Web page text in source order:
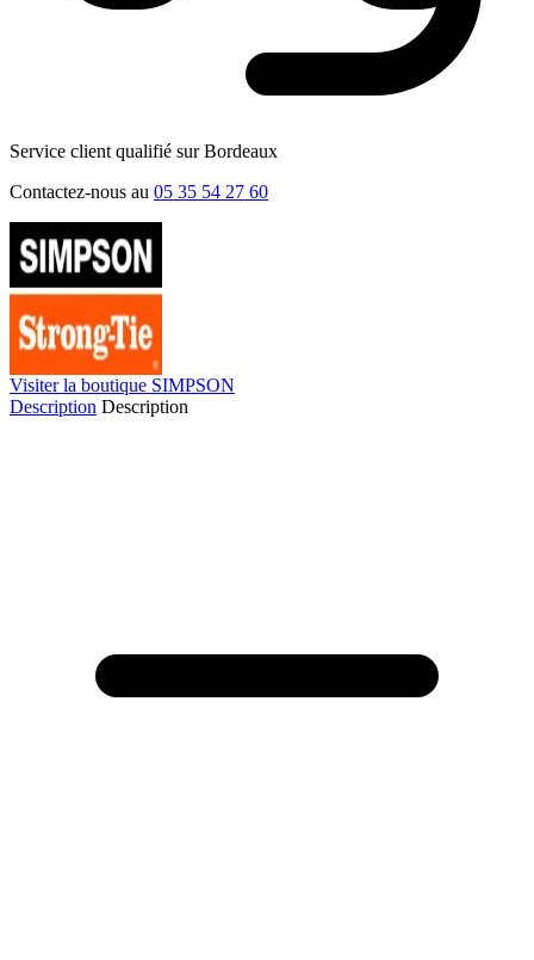
Service client qualifié sur Bordeaux
Contactez-nous au 05 35 54 27 60
Visiter la boutique SIMPSON
Description Description